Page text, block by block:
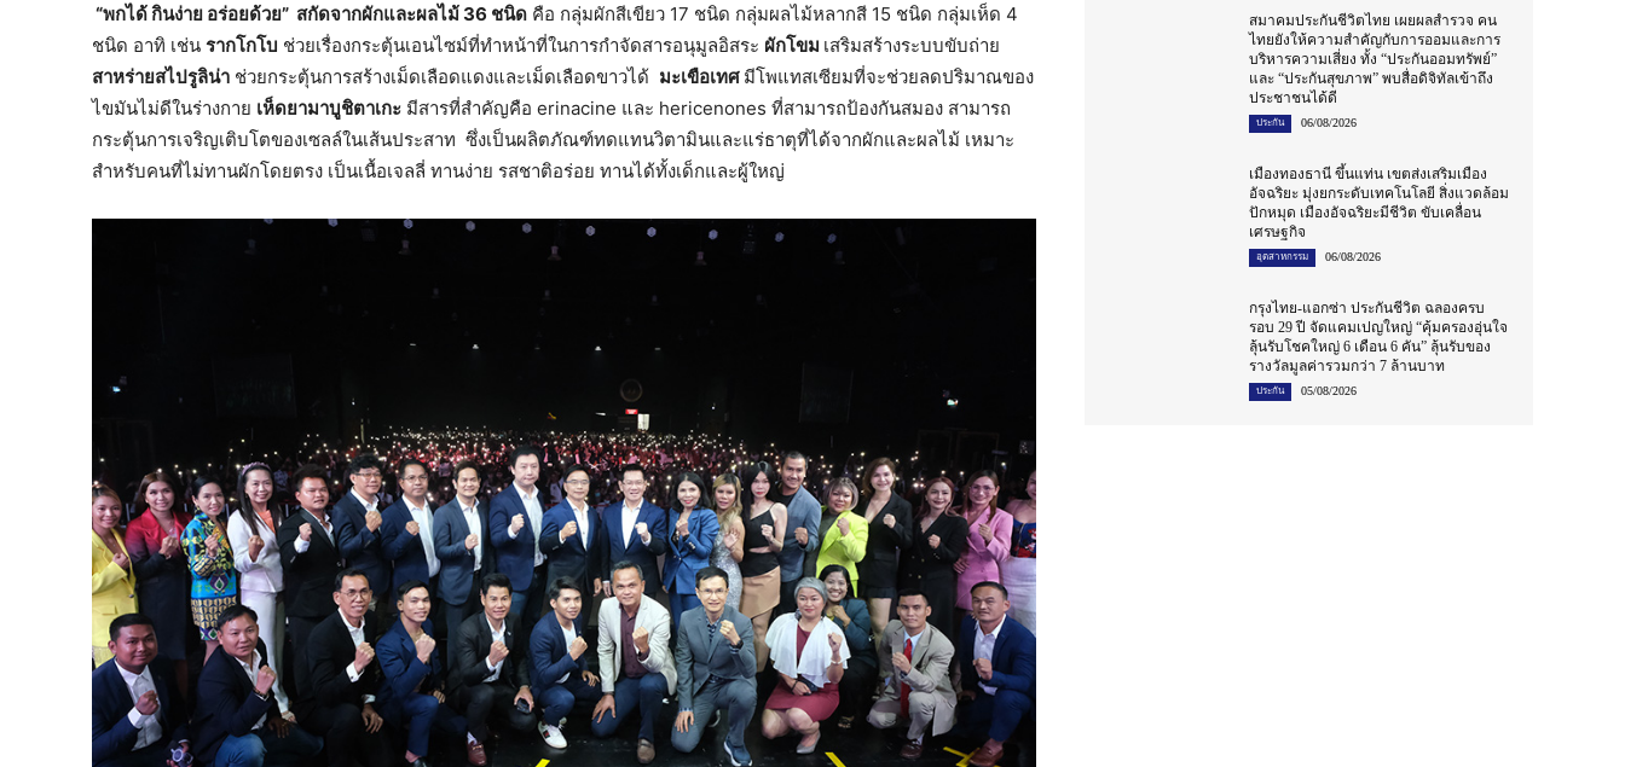
“พกได้ กินง่าย อร่อยด้วย” สกัดจากผักและผลไม้ 36 ชนิด คือ กลุ่มผักสีเขียว 17 ชนิด กลุ่มผลไม้หลากสี 15 ชนิด กลุ่มเห็ด 4
ชนิด อาทิ เช่น รากโกโบ ช่วยเรื่องกระตุ้นเอนไซม์ที่ทำหน้าที่ในการกำจัดสารอนุมูลอิสระ ผักโขม เสริมสร้างระบบขับถ่าย
สาหร่ายสไปรูลิน่า ช่วยกระตุ้นการสร้างเม็ดเลือดแดงและเม็ดเลือดขาวได้ มะเขือเทศ มีโพแทสเซียมที่จะช่วยลดปริมาณของ
ไขมันไม่ดีในร่างกาย เห็ดยามาบูชิตาเกะ มีสารที่สำคัญคือ erinacine และ hericenones ที่สามารถป้องกันสมอง สามารถ
กระตุ้นการเจริญเติบโตของเซลล์ในเส้นประสาท ซึ่งเป็นผลิตภัณฑ์ทดแทนวิตามินและแร่ธาตุที่ได้จากผักและผลไม้ เหมาะ
สำหรับคนที่ไม่ทานผักโดยตรง เป็นเนื้อเจลลี่ ทานง่าย รสชาติอร่อย ทานได้ทั้งเด็กและผู้ใหญ่
สมาคมประกันชีวิตไทย เผยผลสำรวจ คน
ไทยยังให้ความสำคัญกับการออมและการ
บริหารความเสี่ยง ทั้ง “ประกันออมทรัพย์”
และ “ประกันสุขภาพ” พบสื่อดิจิทัลเข้าถึง
ประชาชนได้ดี
ประกัน 06/08/2026
เมืองทองธานี ขึ้นแท่น เขตส่งเสริมเมือง
อัจฉริยะ มุ่งยกระดับเทคโนโลยี สิ่งแวดล้อม
ปักหมุด เมืองอัจฉริยะมีชีวิต ขับเคลื่อน
เศรษฐกิจ
อุตสาหกรรม 06/08/2026
กรุงไทย-แอกซ่า ประกันชีวิต ฉลองครบ
รอบ 29 ปี จัดแคมเปญใหญ่ “คุ้มครองอุ่นใจ
ลุ้นรับโชคใหญ่ 6 เดือน 6 คัน” ลุ้นรับของ
รางวัลมูลค่ารวมกว่า 7 ล้านบาท
ประกัน 05/08/2026